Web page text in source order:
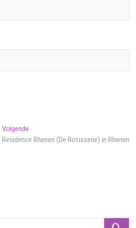
VolgendeVolgend
bericht:
Residence Rhenen (De Rotisserie) in Rhenen
Zoeken